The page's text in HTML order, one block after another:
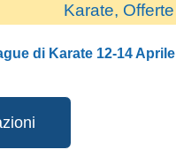
Karate, Offerte
di Karate 12-14 Aprile